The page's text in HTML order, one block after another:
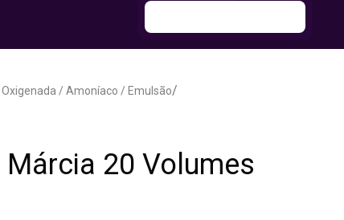
/ Amoníaco / Emulsão/
20 Volumes